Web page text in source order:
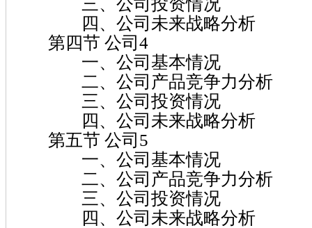
四、公司未来战略分析
第四节 公司4
一、公司基本情况
二、公司产品竞争力分析
三、公司投资情况
四、公司未来战略分析
第五节 公司5
一、公司基本情况
二、公司产品竞争力分析
三、公司投资情况
四、公司未来战略分析